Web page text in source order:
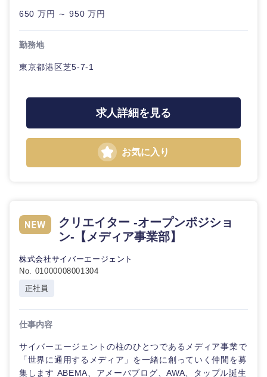
甲信越・北陸
石川県 福井県
山梨県 長野県
650 万円 ～ 950 万円
勤務地
東京都港区芝5-7-1
求人詳細を見る
お気に入り
クリエイター -オープンポジショ
ン-【メディア事業部】
株式会社サイバーエージェント
No. 01000008001304
正社員
仕事内容
サイバーエージェントの柱のひとつであるメディア事業で
「世界に通用するメディア」を一緒に創っていく仲間を募
集します ABEMA、アメーバブログ、AWA、タップル誕生